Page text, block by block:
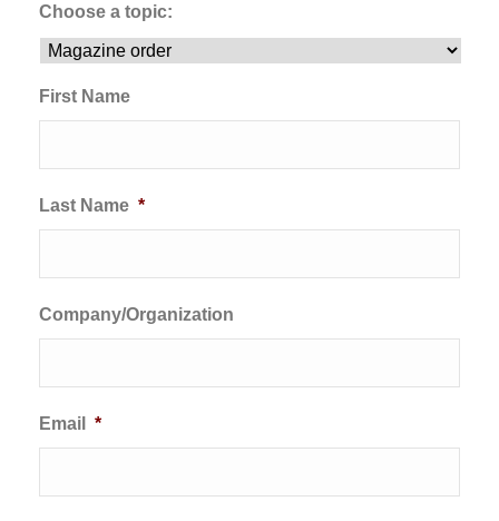
Choose a topic:
First Name
Last Name *
Company/Organization
Email *